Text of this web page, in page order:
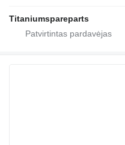
Titaniumspareparts